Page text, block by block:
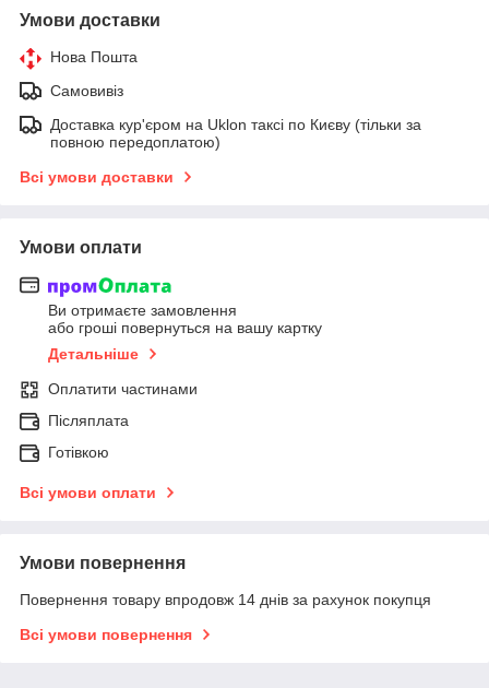
Умови доставки
Нова Пошта
Самовивіз
Доставка кур'єром на Uklon таксі по Києву (тільки за
повною передоплатою)
Всі умови доставки
Умови оплати
Ви отримаєте замовлення
або гроші повернуться на вашу картку
Детальніше
Оплатити частинами
Післяплата
Готівкою
Всі умови оплати
Умови повернення
Повернення товару впродовж 14 днів за рахунок покупця
Всі умови повернення